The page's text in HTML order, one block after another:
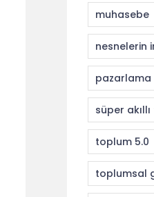
muhasebe
nesnelerin
pazarlama
süper
toplum 5.0
toplumsal